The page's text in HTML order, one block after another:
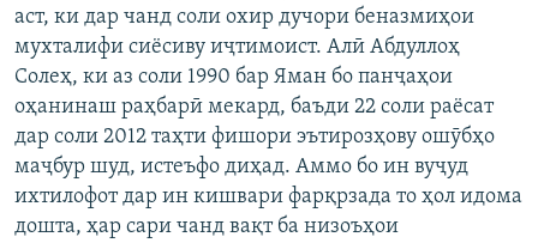
аст, ки дар чанд соли охир дучори беназмиҳои
мухталифи сиёсиву иҷтимоист. Алӣ Абдуллоҳ
Солеҳ, ки аз соли 1990 бар Яман бо панҷаҳои
оҳанинаш раҳбарӣ мекард, баъди 22 соли раёсат
дар соли 2012 таҳти фишори эътирозҳову ошӯбҳо
маҷбур шуд, истеъфо диҳад. Аммо бо ин вуҷуд
ихтилофот дар ин кишвари фарқрзада то ҳол идома
дошта, ҳар сари чанд вақт ба низоъҳои